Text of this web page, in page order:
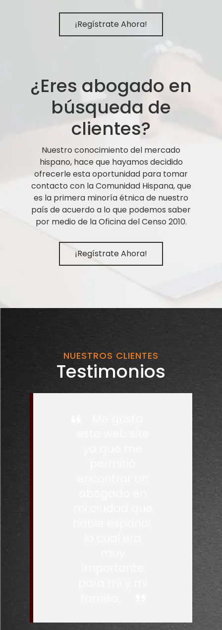
¡Regístrate Ahora!
¿Eres abogado en
búsqueda de
clientes?
Nuestro conocimiento del mercado
hispano, hace que hayamos decidido
ofrecerle esta oportunidad para tomar
contacto con la Comunidad Hispana, que
es la primera minoría étnica de nuestro
país de acuerdo a lo que podemos saber
por medio de la Oficina del Censo 2010.
¡Regístrate Ahora!
NUESTROS CLIENTES
Testimonios